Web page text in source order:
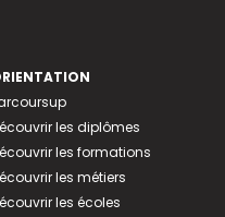
les diplômes
les formations
les métiers
les écoles